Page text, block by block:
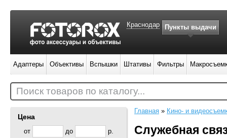
Цена
от до р.
Главная » Кино- и
Служебная
Краснодар Пункты выдачи
Адаптеры Объективы Вспышки Штативы Фильтры
Поиск товаров по каталогу...